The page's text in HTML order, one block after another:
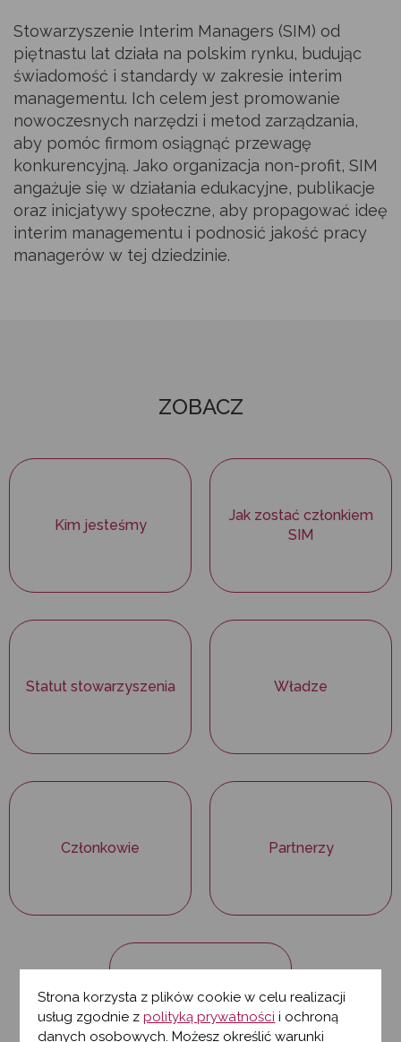
Jak zostać członkiem SIM
Statut stowarzyszenia
Władze
Członkowie Honorowi
Członkowie
Metodyka
Badania rynku Interim Management
Publikacje
Konkurs „Projekt Interim Management Roku”
FAQ
Certyfikacja
Szkolenia
w zarządzaniu w warunkach zmienności i konkurencji
na rynku, a także poznaj raporty rynku Interim Managers
w Polsce i zagranicą.
Aktualności
Artykuły
Wydarzenia
Stowarzyszenie Interim Managers (SIM) od
piętnastu lat działa na polskim rynku, budując
świadomość i standardy w zakresie interim
managementu. Ich celem jest promowanie
nowoczesnych narzędzi i metod zarządzania,
aby pomóc firmom osiągnąć przewagę
konkurencyjną. Jako organizacja non-profit, SIM
angażuje się w działania edukacyjne, publikacje
oraz inicjatywy społeczne, aby propagować ideę
interim managementu i podnosić jakość pracy
managerów w tej dziedzinie.
ZOBACZ
Kim jesteśmy
Jak zostać członkiem
SIM
Statut stowarzyszenia Władze
Członkowie Partnerzy
Kontakt
Strona korzysta z plików cookie w celu realizacji
usług zgodnie zpolityką prywatności i ochroną
danych osobowych. Możesz określić warunki